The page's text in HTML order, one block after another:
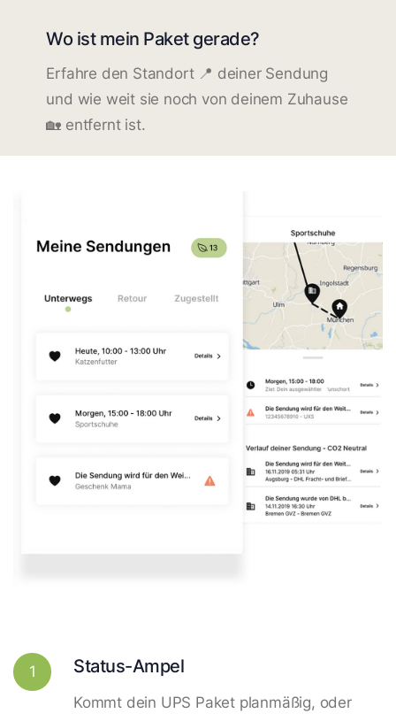
Wo ist mein Paket gerade?
Erfahre den Standort 📍 deiner Sendung
und wie weit sie noch von deinem Zuhause
🏡 entfernt ist.
1 Status-Ampel
Kommt dein UPS Paket planmäßig, oder